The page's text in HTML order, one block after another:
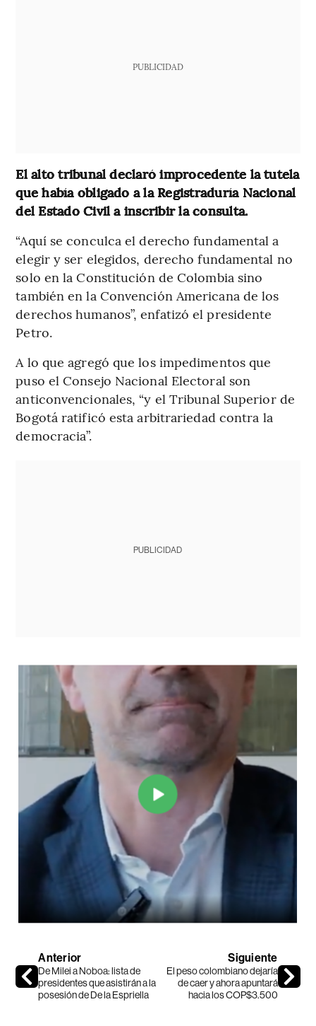
PUBLICIDAD
El alto tribunal declaró improcedente la tutela
que había obligado a la Registraduría Nacional
del Estado Civil a inscribir la consulta.
“Aquí se conculca el derecho fundamental a
elegir y ser elegidos, derecho fundamental no
solo en la Constitución de Colombia sino
también en la Convención Americana de los
derechos humanos”, enfatizó el presidente
Petro.
A lo que agregó que los impedimentos que
puso el Consejo Nacional Electoral son
anticonvencionales, “y el Tribunal Superior de
Bogotá ratificó esta arbitrariedad contra la
democracia”.
PUBLICIDAD
Anterior
De Milei a Noboa: lista de
presidentes que asistirán a la
posesión de De la Espriella
Siguiente
El peso colombiano dejaría
de caer y ahora apuntará
hacia los COP$3.500